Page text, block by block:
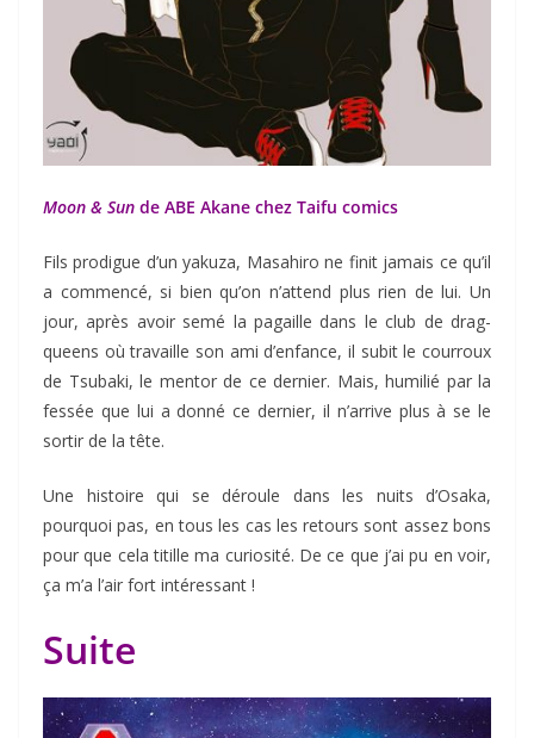
Moon & Sun de ABE Akane chez Taifu comics
Fils prodigue d’un yakuza, Masahiro ne finit jamais ce qu’il
a commencé, si bien qu’on n’attend plus rien de lui. Un
jour, après avoir semé la pagaille dans le club de drag-
queens où travaille son ami d’enfance, il subit le courroux
de Tsubaki, le mentor de ce dernier. Mais, humilié par la
fessée que lui a donné ce dernier, il n’arrive plus à se le
sortir de la tête.
Une histoire qui se déroule dans les nuits d’Osaka,
pourquoi pas, en tous les cas les retours sont assez bons
pour que cela titille ma curiosité. De ce que j’ai pu en voir,
ça m’a l’air fort intéressant !
Suite